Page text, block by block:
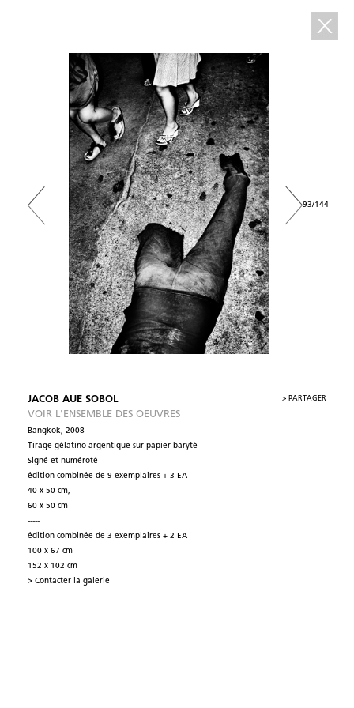
JACOB AUE SOBOL
VOIR L'ENSEMBLE DES OEUVRES
Bangkok, 2008
Tirage gélatino-argentique sur papier baryté
Signé et numéroté
édition combinée de 9 exemplaires + 3 EA
40 x 50 cm,
60 x 50 cm
-----
édition combinée de 3 exemplaires + 2 EA
100 x 67 cm
152 x 102 cm
> Contacter la galerie
> PARTAGER
93/144